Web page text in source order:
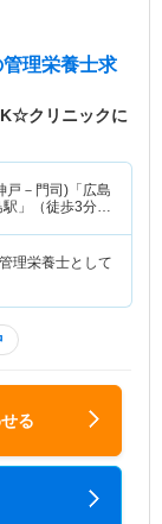
管理栄養士求
クリニックに
戸－門司)「広島
」（徒歩3分）
理栄養士として
る